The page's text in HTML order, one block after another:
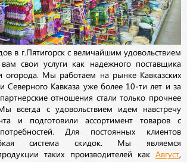
в г.Пятигорск с величайшим удовольствием
свои услуги как надежного поставщика
огорода. Мы работаем на рынке Кавказских
Северного Кавказа уже более 10-ти лет и за
отношения стали только прочнее
всегда с удовольствием идем навстречу
и подготовили ассортимент товаров с
Для постоянных клиентов
система скидок. Мы являемся
таких производителей как Август